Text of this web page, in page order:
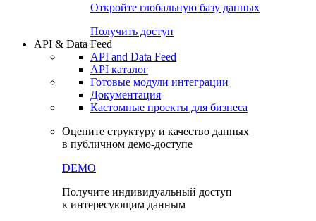
Откройте глобальную базу данных
Получить доступ
API & Data Feed
API and Data Feed
API каталог
Готовые модули интеграции
Документация
Кастомные проекты для бизнеса
Оцените структуру и качество данных
в публичном демо-доступе
DEMO
Получите индивидуальный доступ
к интересующим данным